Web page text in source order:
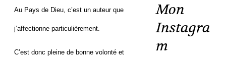
Au Pays de Dieu, c’est un auteur que
j’affectionne particulièrement.
C’est donc pleine de bonne volonté et
Mon
Instagra
m